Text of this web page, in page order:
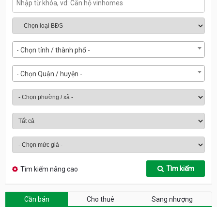
- Chọn tỉnh / thành phố -
- Chọn Quận / huyện -
Tìm kiếm nâng cao Tìm kiếm
Cần bán Cho thuê Sang nhượng